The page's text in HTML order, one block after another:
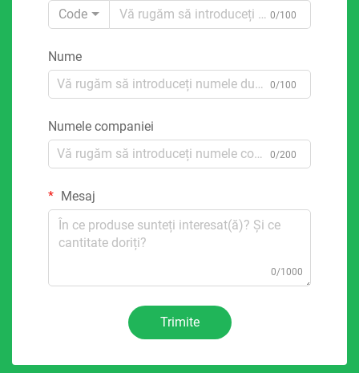
Code 0/100
Nume
0/100
Numele companiei
0/200
Mesaj
0/1000
Trimite